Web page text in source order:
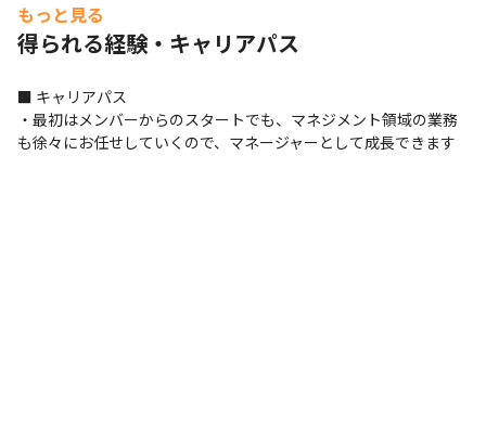
もっと見る
得られる経験・キャリアパス
■ キャリアパス
・最初はメンバーからのスタートでも、マネジメント領域の業務
も徐々にお任せしていくので、マネージャーとして成長できます